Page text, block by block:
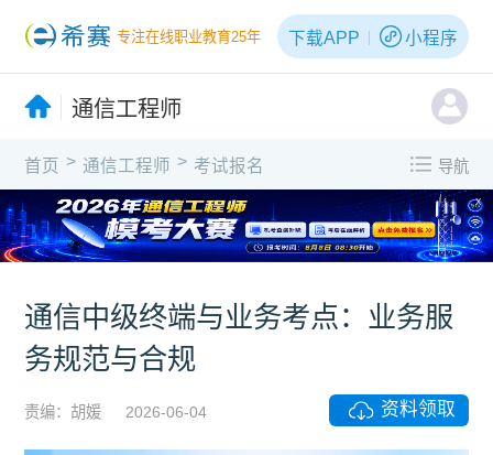
专注在线职业教育25年 下载APP 小程序
通信工程师
首页 > 通信工程师 > 考试报名 导航
X
通信中级终端与业务考点：业务服
务规范与合规
责编：胡媛 2026-06-04 资料领取